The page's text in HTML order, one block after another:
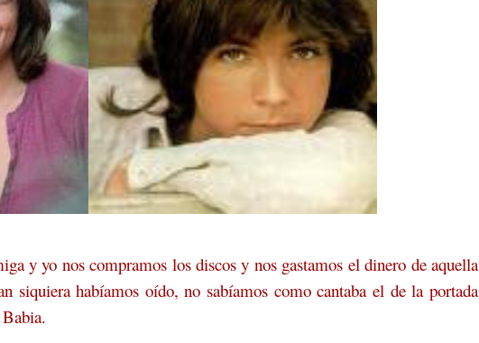
y yo nos compramos los discos y nos gastamos el dinero de aquella
siquiera habíamos oído, no sabíamos como cantaba el de la portada